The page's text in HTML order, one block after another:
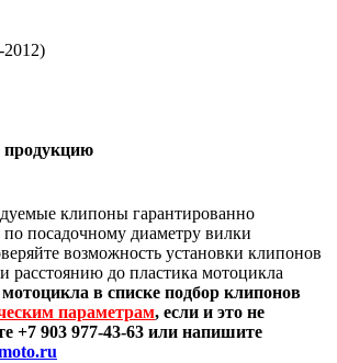
продукцию
клипоны гарантированно
посадочному диаметру вилки
возможность установки клипонов
расстоянию до пластика мотоцикла
в списке подбор клипонов
параметрам, если и это не
+7 903 977-43-63 или напишите